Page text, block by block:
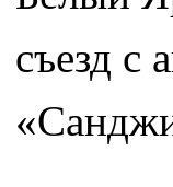
съезд с